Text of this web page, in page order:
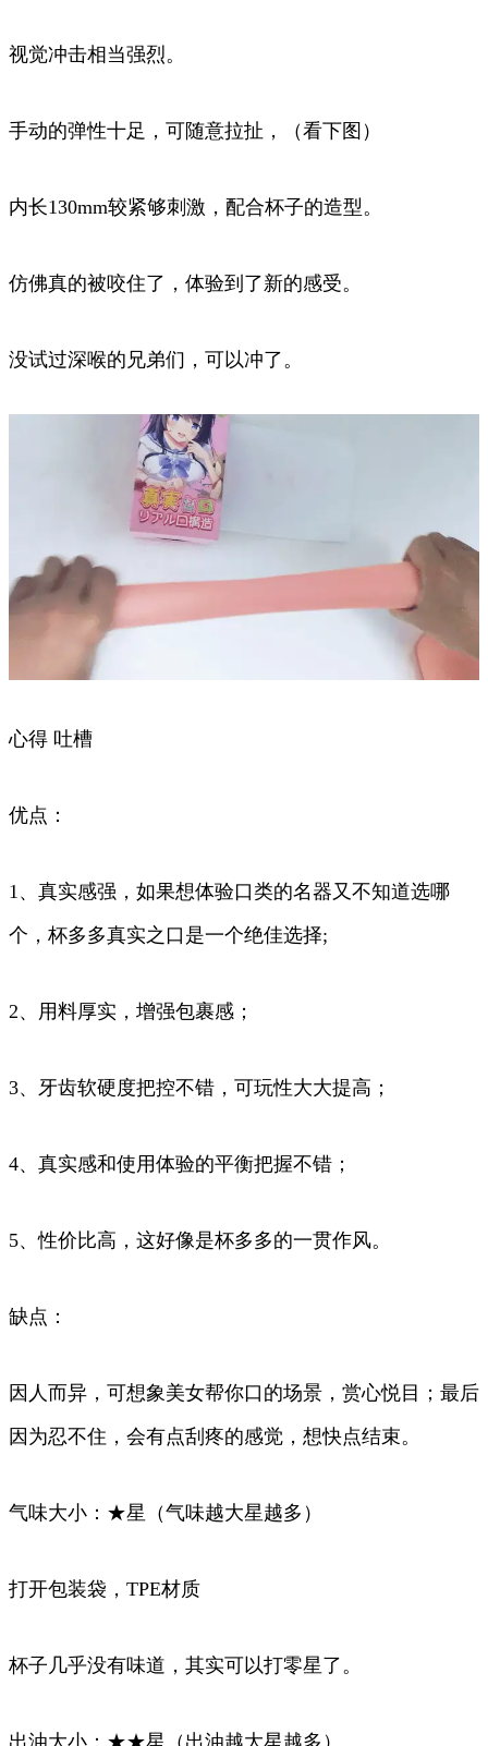
视觉冲击相当强烈。
手动的弹性十足，可随意拉扯，（看下图）
内长130mm较紧够刺激，配合杯子的造型。
仿佛真的被咬住了，体验到了新的感受。
没试过深喉的兄弟们，可以冲了。
心得 吐槽
优点：
1、真实感强，如果想体验口类的名器又不知道选哪
个，杯多多真实之口是一个绝佳选择;
2、用料厚实，增强包裹感；
3、牙齿软硬度把控不错，可玩性大大提高；
4、真实感和使用体验的平衡把握不错；
5、性价比高，这好像是杯多多的一贯作风。
缺点：
因人而异，可想象美女帮你口的场景，赏心悦目；最后
因为忍不住，会有点刮疼的感觉，想快点结束。
气味大小：★星（气味越大星越多）
打开包装袋，TPE材质
杯子几乎没有味道，其实可以打零星了。
出油大小：★★星（出油越大星越多）